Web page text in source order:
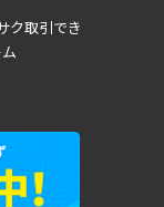
ク取引でき